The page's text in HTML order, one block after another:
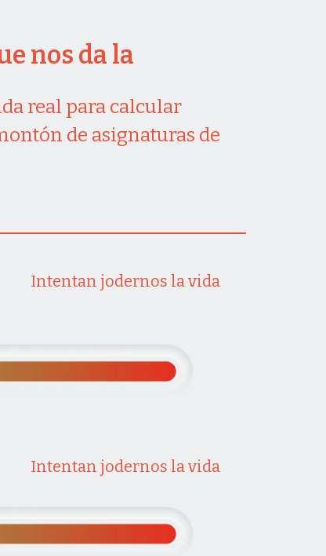
nos da la
real para calcular
de asignaturas de
Intentan jodernos la vida
Intentan jodernos la vida